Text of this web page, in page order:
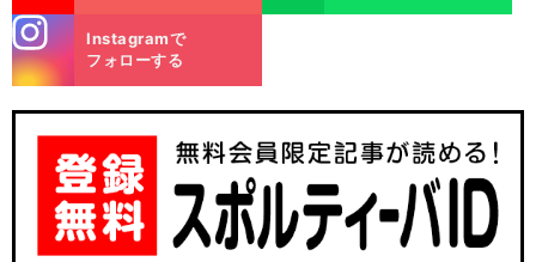
m
Instagramで
フォローする